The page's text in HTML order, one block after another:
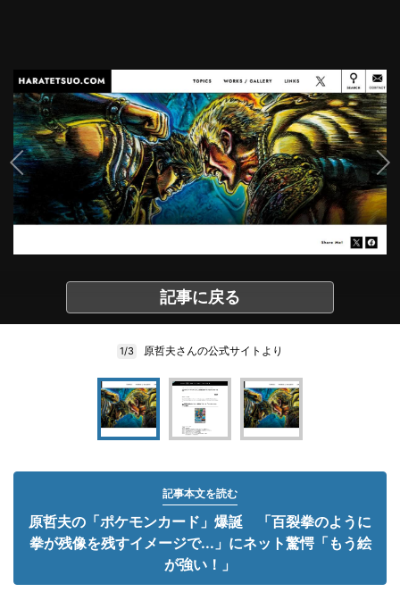
記事に戻る
1/3 原哲夫さんの公式サイトより
記事本文を読む
原哲夫の「ポケモンカード」爆誕 「百裂拳のように
拳が残像を残すイメージで...」にネット驚愕「もう絵
が強い！」